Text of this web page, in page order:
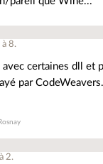
à8.
certaines dll et
par CodeWeavers.
2.